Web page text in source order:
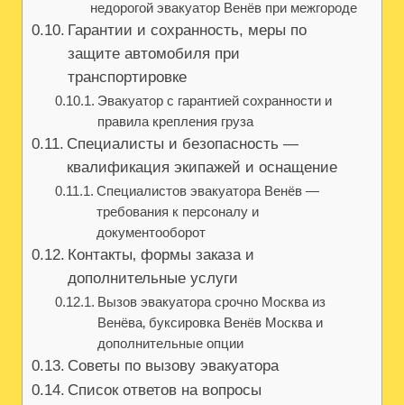
недорогой эвакуатор Венёв при межгороде
Гарантии и сохранность, меры по
защите автомобиля при
транспортировке
Эвакуатор с гарантией сохранности и
правила крепления груза
Специалисты и безопасность —
квалификация экипажей и оснащение
Специалистов эвакуатора Венёв —
требования к персоналу и
документооборот
Контакты‚ формы заказа и
дополнительные услуги
Вызов эвакуатора срочно Москва из
Венёва‚ буксировка Венёв Москва и
дополнительные опции
Советы по вызову эвакуатора
Список ответов на вопросы